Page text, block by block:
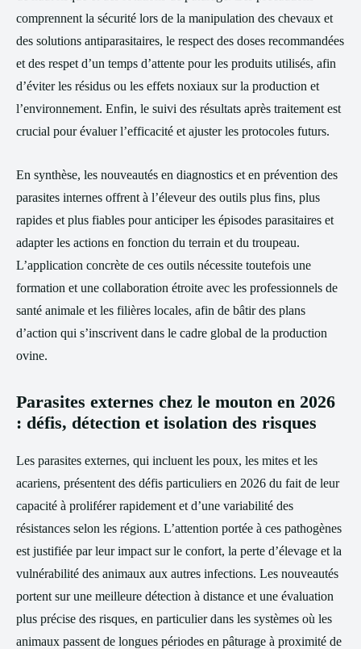
comprennent la sécurité lors de la manipulation des chevaux et
des solutions antiparasitaires, le respect des doses recommandées
et des respet d’un temps d’attente pour les produits utilisés, afin
d’éviter les résidus ou les effets noxiaux sur la production et
l’environnement. Enfin, le suivi des résultats après traitement est
crucial pour évaluer l’efficacité et ajuster les protocoles futurs.
En synthèse, les nouveautés en diagnostics et en prévention des
parasites internes offrent à l’éleveur des outils plus fins, plus
rapides et plus fiables pour anticiper les épisodes parasitaires et
adapter les actions en fonction du terrain et du troupeau.
L’application concrète de ces outils nécessite toutefois une
formation et une collaboration étroite avec les professionnels de
santé animale et les filières locales, afin de bâtir des plans
d’action qui s’inscrivent dans le cadre global de la production
ovine.
Parasites externes chez le mouton en 2026
: défis, détection et isolation des risques
Les parasites externes, qui incluent les poux, les mites et les
acariens, présentent des défis particuliers en 2026 du fait de leur
capacité à proliférer rapidement et d’une variabilité des
résistances selon les régions. L’attention portée à ces pathogènes
est justifiée par leur impact sur le confort, la perte d’élevage et la
vulnérabilité des animaux aux autres infections. Les nouveautés
portent sur une meilleure détection à distance et une évaluation
plus précise des risques, en particulier dans les systèmes où les
animaux passent de longues périodes en pâturage à proximité de